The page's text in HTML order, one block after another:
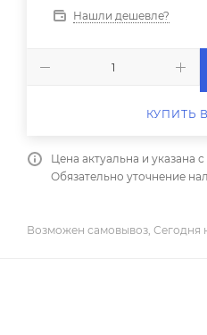
Нашли дешевле?
КУПИТЬ
Цена актуальна и указана
Обязательно уточнение
Возможен самовывоз, Сегодня